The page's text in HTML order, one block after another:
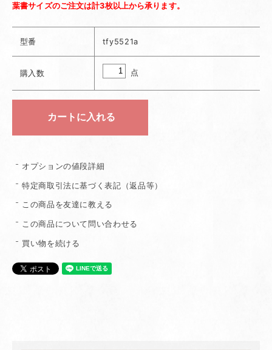
葉書サイズのご注文は計3枚以上から承ります。
型番 tfy5521a
購入数 点
オプションの値段詳細
特定商取引法に基づく表記（返品等）
この商品を友達に教える
この商品について問い合わせる
買い物を続ける